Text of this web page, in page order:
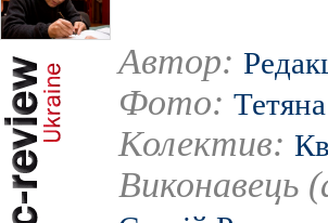
Автор:
Фото:
Колектив:
Виконавець